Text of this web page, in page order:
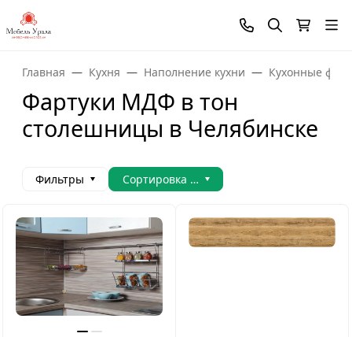
Главная Кухня Наполнение кухни Кухонные
Фартуки МДФ в тон
столешницы в Челябинске
Фильтры Сортировка товаров